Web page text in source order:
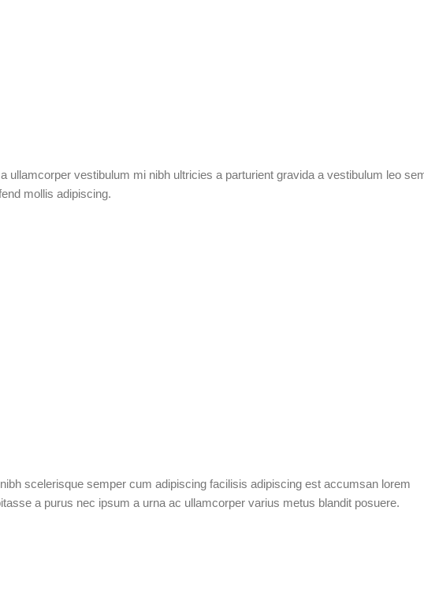
vestibulum mi nibh ultricies a parturient gravida a vestibulum leo
mollis adipiscing.
scelerisque semper cum adipiscing facilisis adipiscing est accumsan lorem
a purus nec ipsum a urna ac ullamcorper varius metus blandit posuere.